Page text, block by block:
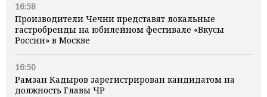
16:58
Производители Чечни представят локальные
гастробренды на юбилейном фестивале «Вкусы
России» в Москве
16:50
Рамзан Кадыров зарегистрирован кандидатом на
должность Главы ЧР